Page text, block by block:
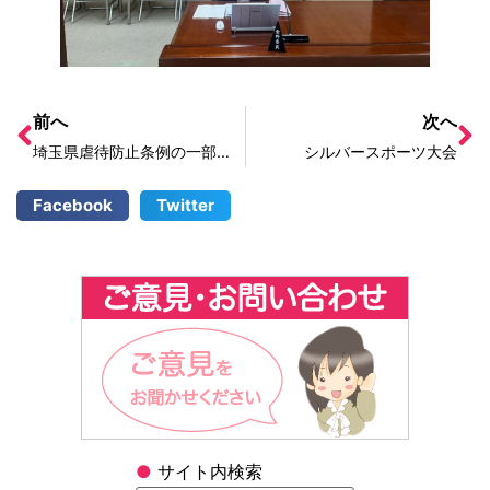
● サイト内検索
前へ
埼玉県虐待防止条例の一部改正条例について
次へ
シルバースポーツ大会
Facebook Twitter